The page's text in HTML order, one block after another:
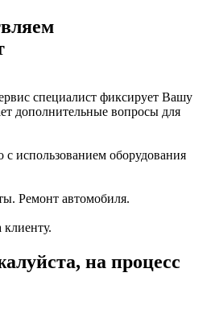
специалист фиксирует Вашу
дополнительные вопросы для
использованием оборудования
Ремонт автомобиля.
на процесс